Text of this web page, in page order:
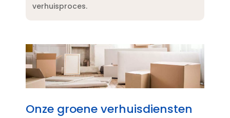
verhuisproces.​
Onze groene verhuisdiensten